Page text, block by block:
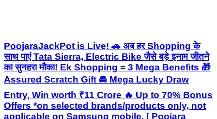
PoojaraJackPot is Live! 🚗 अब हर Shopping के
साथ पाएं Tata Sierra, Electric Bike जैसे बड़े इनाम जीतने
का सुनहरा मौका! Ek Shopping = 3 Mega Benefits 🎁
Assured Scratch Gift 🚘 Mega Lucky Draw
Entry, Win worth ₹11 Crore 🔥 Up to 70% Bonus
Offers *on selected brands/products only, not
applicable on Samsung mobile. [ Poojara